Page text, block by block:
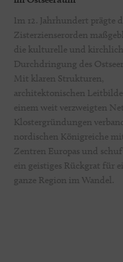
Im 12. Jahrhundert prägte
Zisterzienserorden
die kulturelle und
Durchdringung des
Mit klaren Strukturen,
architektonischen
einem weit verzweigten
Klostergründungen
nordischen Königreiche
Zentren Europas und
ein geistiges Rückgrat für
ganze Region im Wandel.